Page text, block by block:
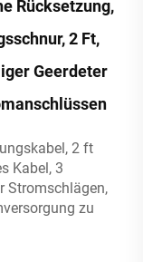
Rücksetzung,
2 Ft,
Geerdeter
2 ft
Kabel, 3
Stromschlägen,
zu